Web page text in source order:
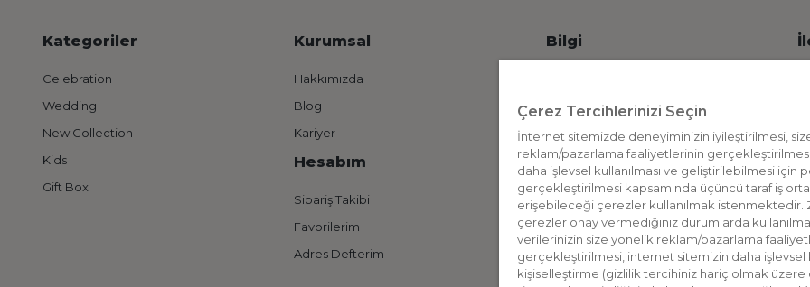
Kategoriler
Celebration
Wedding
New Collection
Kids
Gift Box
Kurumsal
Hakkımızda
Blog
Kariyer
Hesabım
Sipariş Takibi
Favorilerim
Adres Defterim
Bilgi
Ticari Elektronik İleti Aydınlatma Metni
Üyelik Aydınlatma Metni
Çerez Aydınlatma Metni
Anlık İletişim Aydınlatma Metni
Kişiselleştirme Kapsamında
Aydınlatma Metni
Çerez Tercihlerinizi Seçin
İnternet sitemizde deneyiminizin iyileştirilmesi,
reklam/pazarlama faaliyetlerinin
daha işlevsel kullanılması ve geliştirilebilmesi için
gerçekleştirilmesi kapsamında üçüncü taraf iş
erişebileceği çerezler kullanılmak istenmektedir.
çerezler onay vermediğiniz durumlarda
verilerinizin size yönelik reklam/pazarlama
gerçekleştirilmesi, internet sitemizin daha işlevsel
kişiselleştirme (gizlilik tercihiniz hariç olmak